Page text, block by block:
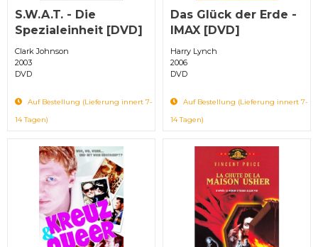
S.W.A.T. - Die
Spezialeinheit [DVD]
Clark Johnson
2003
DVD
Auf Bestellung (Lieferung innert 7-
14 Tagen)
Das Glück der Erde -
IMAX [DVD]
Harry Lynch
2006
DVD
Auf Bestellung (Lieferung innert 7-
14 Tagen)